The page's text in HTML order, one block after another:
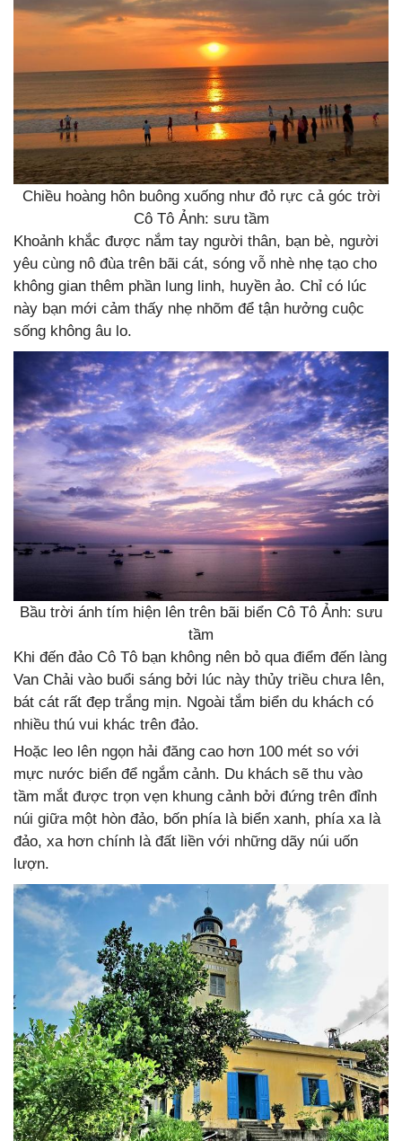
Chiều hoàng hôn buông xuống như đỏ rực cả góc trời
Cô Tô Ảnh: sưu tầm
Khoảnh khắc được nắm tay người thân, bạn bè, người
yêu cùng nô đùa trên bãi cát, sóng vỗ nhè nhẹ tạo cho
không gian thêm phần lung linh, huyền ảo. Chỉ có lúc
này bạn mới cảm thấy nhẹ nhõm để tận hưởng cuộc
sống không âu lo.
Bầu trời ánh tím hiện lên trên bãi biển Cô Tô Ảnh: sưu
tầm
Khi đến đảo Cô Tô bạn không nên bỏ qua điểm đến làng
Van Chải vào buổi sáng bởi lúc này thủy triều chưa lên,
bát cát rất đẹp trắng mịn. Ngoài tắm biển du khách có
nhiều thú vui khác trên đảo.
Hoặc leo lên ngọn hải đăng cao hơn 100 mét so với
mực nước biển để ngắm cảnh. Du khách sẽ thu vào
tầm mắt được trọn vẹn khung cảnh bởi đứng trên đỉnh
núi giữa một hòn đảo, bốn phía là biển xanh, phía xa là
đảo, xa hơn chính là đất liền với những dãy núi uốn
lượn.